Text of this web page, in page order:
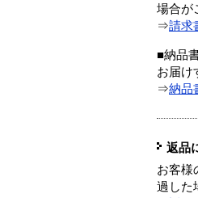
場合が
⇒請求
■納品
お届け
⇒納品
返品
お客様
過した